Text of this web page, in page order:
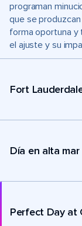
programan
que se
forma oportuna y
el ajuste y su
Fort
Día en alta mar
Perfect Day at